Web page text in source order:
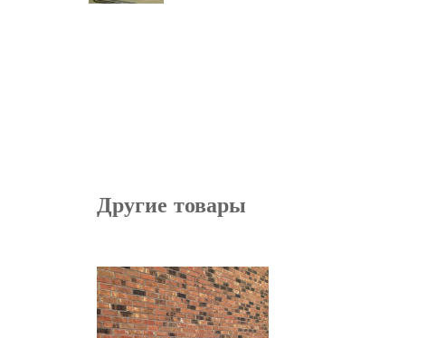
Другие товары